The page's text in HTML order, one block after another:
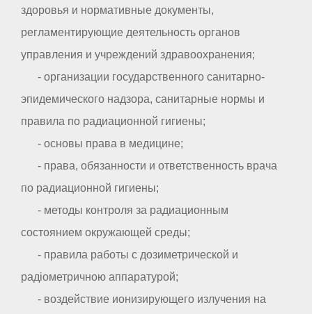
здоровья и нормативные документы,
регламентирующие деятельность органов
управления и учреждений здравоохранения;
- организации государственного санитарно-
эпидемического надзора, санитарные нормы и
правила по радиационной гигиены;
- основы права в медицине;
- права, обязанности и ответственность врача
по радиационной гигиены;
- методы контроля за радиационным
состоянием окружающей среды;
- правила работы с дозиметрической и
радіометричною аппаратурой;
- воздействие ионизирующего излучения на